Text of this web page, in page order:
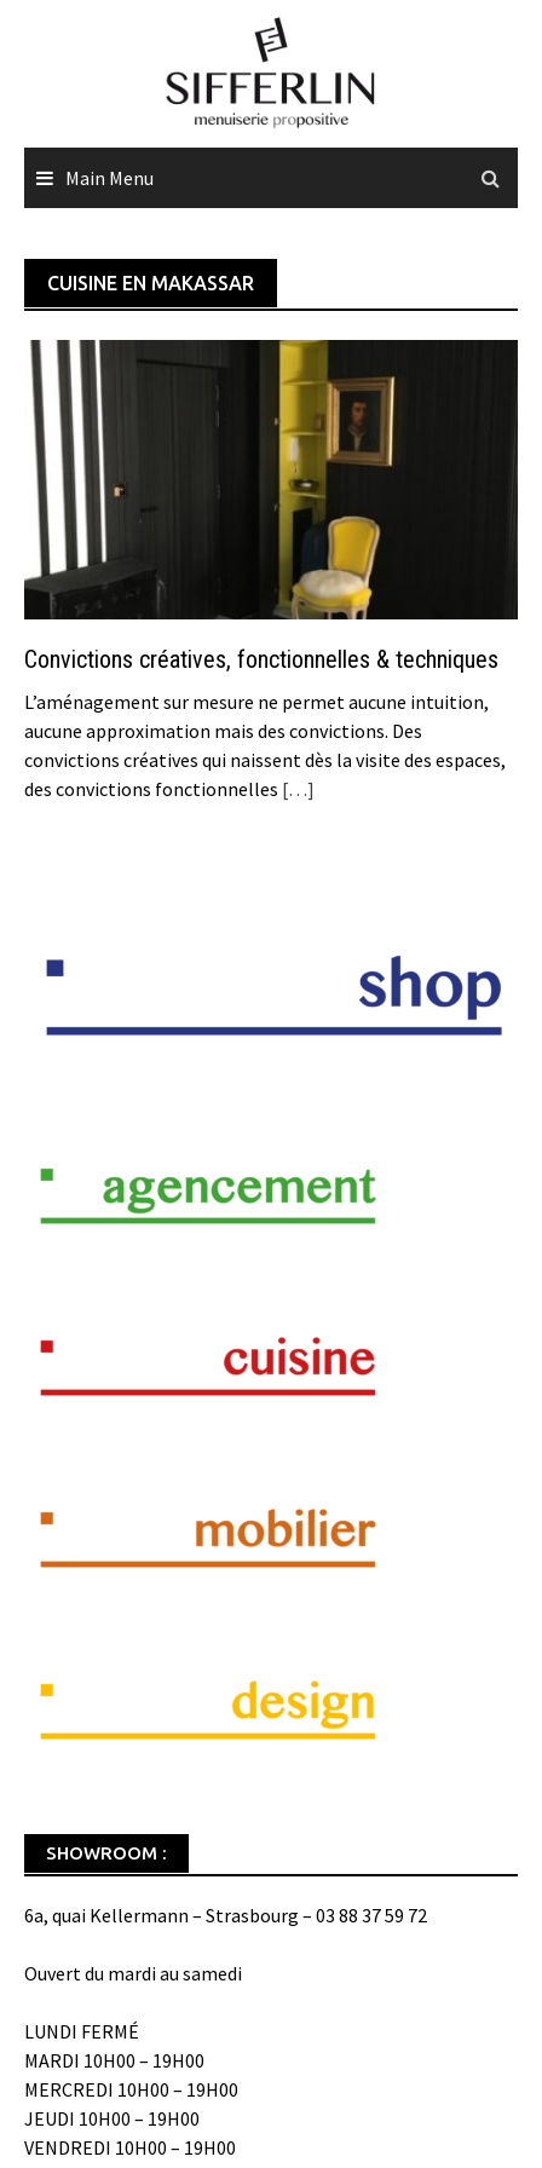
Main Menu
CUISINE EN MAKASSAR
Convictions créatives, fonctionnelles & techniques
L’aménagement sur mesure ne permet aucune intuition,
aucune approximation mais des convictions. Des
convictions créatives qui naissent dès la visite des espaces,
des convictions fonctionnelles […]
SHOWROOM :
6a, quai Kellermann – Strasbourg – 03 88 37 59 72
Ouvert du mardi au samedi
LUNDI FERMÉ
MARDI 10H00 – 19H00
MERCREDI 10H00 – 19H00
JEUDI 10H00 – 19H00
VENDREDI 10H00 – 19H00